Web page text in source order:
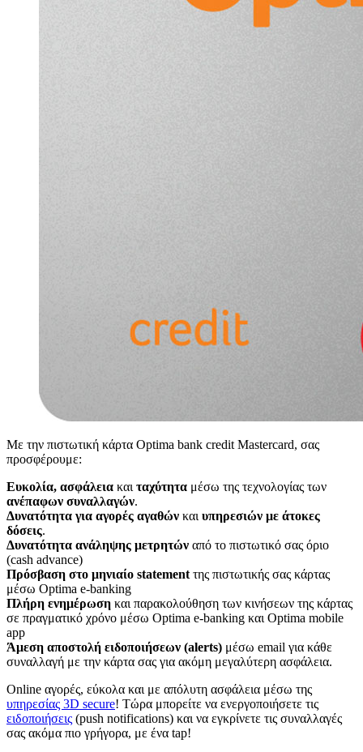
Με την πιστωτική κάρτα Optima bank credit Mastercard, σας
προσφέρουμε:
Ευκολία, ασφάλεια και ταχύτητα μέσω της τεχνολογίας των
ανέπαφων συναλλαγών.
Δυνατότητα για αγορές αγαθών και υπηρεσιών με άτοκες
δόσεις.
Δυνατότητα ανάληψης μετρητών από το πιστωτικό σας όριο
(cash advance)
Πρόσβαση στο μηνιαίο statement της πιστωτικής σας κάρτας
μέσω Optima e-banking
Πλήρη ενημέρωση και παρακολούθηση των κινήσεων της κάρτας
σε πραγματικό χρόνο μέσω Optima e-banking και Optima mobile
app
Άμεση αποστολή ειδοποιήσεων (alerts) μέσω email για κάθε
συναλλαγή με την κάρτα σας για ακόμη μεγαλύτερη ασφάλεια.
Online αγορές, εύκολα και με απόλυτη ασφάλεια μέσω της
υπηρεσίας 3D secure! Τώρα μπορείτε να ενεργοποιήσετε τις
ειδοποιήσεις (push notifications) και να εγκρίνετε τις συναλλαγές
σας ακόμα πιο γρήγορα, με ένα tap!